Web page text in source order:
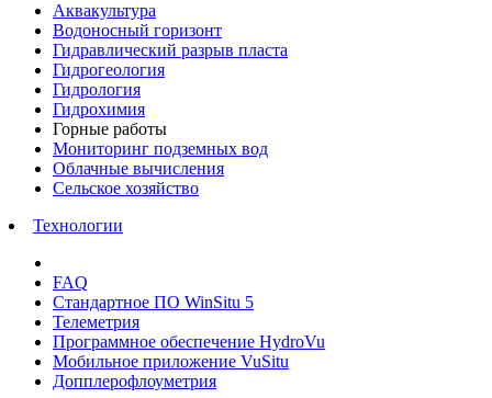
Аквакультура
Водоносный горизонт
Гидравлический разрыв пласта
Гидрогеология
Гидрология
Гидрохимия
Горные работы
Мониторинг подземных вод
Облачные вычисления
Сельское хозяйство
Технологии
FAQ
Стандартное ПО WinSitu 5
Телеметрия
Программное обеспечение HydroVu
Мобильное приложение VuSitu
Допплерофлоуметрия